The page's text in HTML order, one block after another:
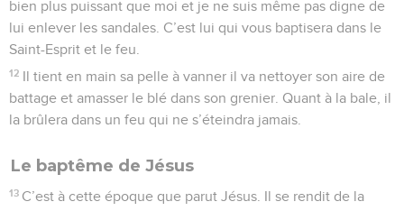
à moi !
15 Jésus lui répondit : —Accepte, pour le moment, qu’il en
soit ainsi ! Car c’est de cette manière qu’il nous convient
d’accomplir tout ce que Dieu demande. Là-dessus, Jean
accepta de le baptiser.
16 Aussitôt après avoir été baptisé, Jésus sortit de l’eau. Alors
sous la forme d’une colombe et venir sur lui.
17 En même temps, une voix venant du ciel fit entendre ces